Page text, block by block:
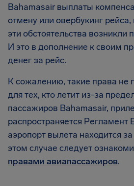
Bahamasair выплаты
отмену или овербукинг рейса,
эти обстоятельства возникли
И это в дополнение к своим
денег за рейс.
К сожалению, такие права не
для тех, кто летит из-за
пассажиров Bahamasair,
распространяется
аэропорт вылета находится
этом случае следует
правами авиапассажиров.